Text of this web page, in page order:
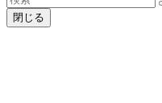
閉じる